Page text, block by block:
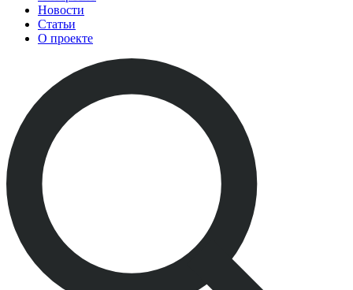
Новости
Статьи
О проекте